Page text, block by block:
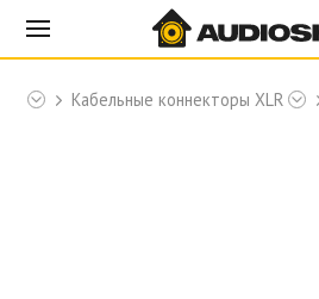
Кабельные коннекторы XLR